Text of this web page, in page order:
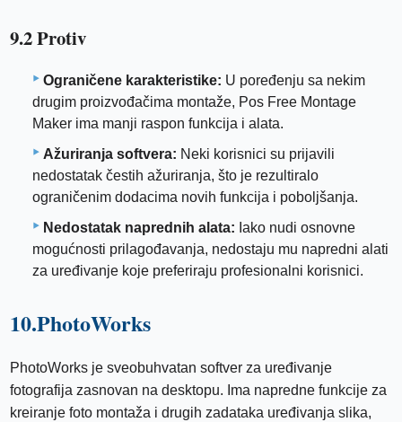
9.2 Protiv
Ograničene karakteristike: U poređenju sa nekim
drugim proizvođačima montaže, Pos Free Montage
Maker ima manji raspon funkcija i alata.
Ažuriranja softvera: Neki korisnici su prijavili
nedostatak čestih ažuriranja, što je rezultiralo
ograničenim dodacima novih funkcija i poboljšanja.
Nedostatak naprednih alata: Iako nudi osnovne
mogućnosti prilagođavanja, nedostaju mu napredni alati
za uređivanje koje preferiraju profesionalni korisnici.
10.PhotoWorks
PhotoWorks je sveobuhvatan softver za uređivanje
fotografija zasnovan na desktopu. Ima napredne funkcije za
kreiranje foto montaža i drugih zadataka uređivanja slika,